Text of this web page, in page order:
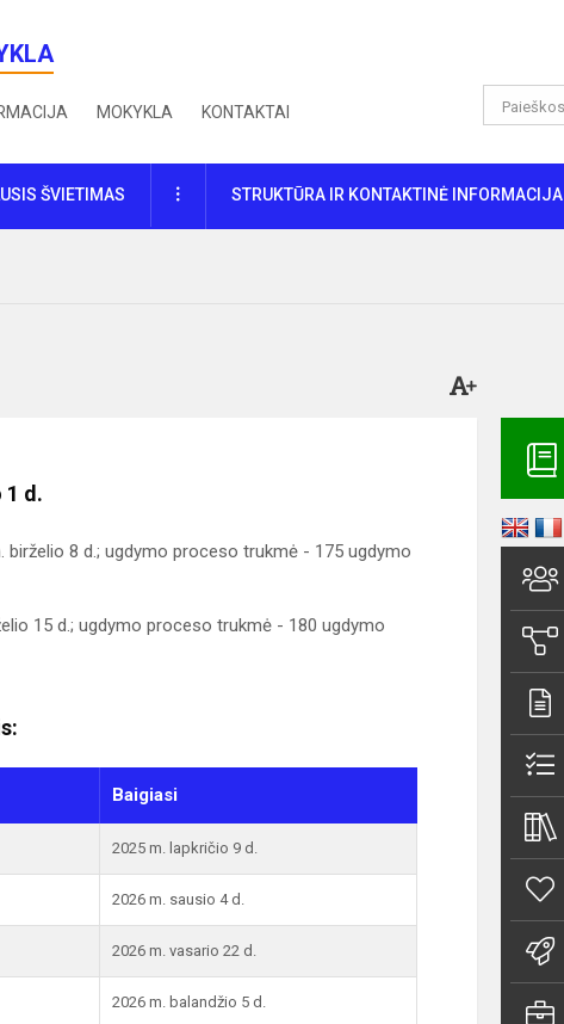
MOKYKLA KONTAKTAI
ŠVIETIMAS DAUGIAUSTRUKTŪRA IR KONTAKTINĖ INFORMACIJA
d.
8 d.; ugdymo proceso trukmė - 175 ugdymo
15 d.; ugdymo proceso trukmė - 180 ugdymo
Baigiasi
2025 m. lapkričio 9 d.
2026 m. sausio 4 d.
2026 m. vasario 22 d.
2026 m. balandžio 5 d.